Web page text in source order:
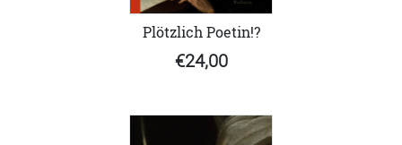
Plötzlich Poetin!?
€24,00